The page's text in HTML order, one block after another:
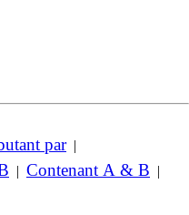
par|
| Contenant A & B |